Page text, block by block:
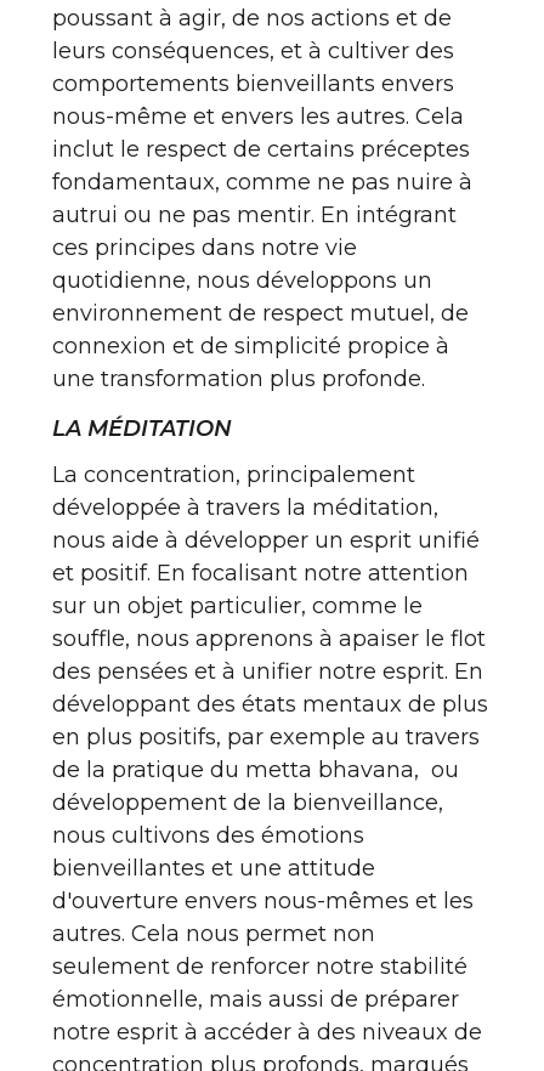
poussant à agir, de nos actions et de
leurs conséquences, et à cultiver des
comportements bienveillants envers
nous-même et envers les autres. Cela
inclut le respect de certains préceptes
fondamentaux, comme ne pas nuire à
autrui ou ne pas mentir. En intégrant
ces principes dans notre vie
quotidienne, nous développons un
environnement de respect mutuel, de
connexion et de simplicité propice à
une transformation plus profonde.
LA MÉDITATION
La concentration, principalement
développée à travers la méditation,
nous aide à développer un esprit unifié
et positif. En focalisant notre attention
sur un objet particulier, comme le
souffle, nous apprenons à apaiser le flot
des pensées et à unifier notre esprit. En
développant des états mentaux de plus
en plus positifs, par exemple au travers
de la pratique du metta bhavana, ou
développement de la bienveillance,
nous cultivons des émotions
bienveillantes et une attitude
d'ouverture envers nous-mêmes et les
autres. Cela nous permet non
seulement de renforcer notre stabilité
émotionnelle, mais aussi de préparer
notre esprit à accéder à des niveaux de
concentration plus profonds, marqués